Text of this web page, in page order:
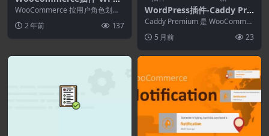
Price by User Role for Wo
oCommerce 2.1.0
WooCommerce 按用户角色划分
各种用户...
2 年前 137
WordPress插件-Caddy Pre
mium 3.0.1–更智能的WooC
ommerce侧边购物车插件
Caddy Premium 是 WooCommer
5 月前 23